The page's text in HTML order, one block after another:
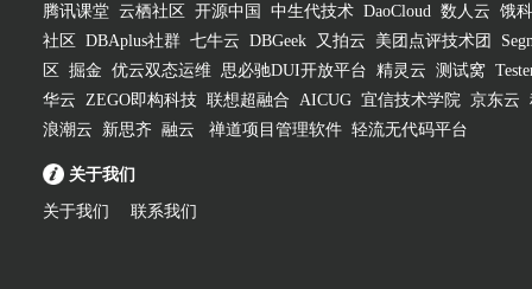
腾讯课堂 云栖社区 开源中国 中生代技术 DaoCloud 数人云 饿
社区
DBAplus社群 七牛云 DBGeek 又拍云 美团点评技术团
区
掘金 优云双态运维 思必驰DUI开放平台 精灵云 测试窝
华云 ZEGO即构科技 联想超融合 AICUG 宜信技术学院 京东云
浪潮云
新思齐 融云 禅道项目管理软件 轻流无代码平台
关于我们
关于我们 联系我们